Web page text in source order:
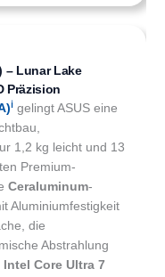
– Lunar Lake
Präzision
ℹ︎gelingt ASUS eine
1,2 kg leicht und 13
Premium-
Ceraluminum-
Aluminiumfestigkeit
die
Abstrahlung
Intel Core Ultra 7